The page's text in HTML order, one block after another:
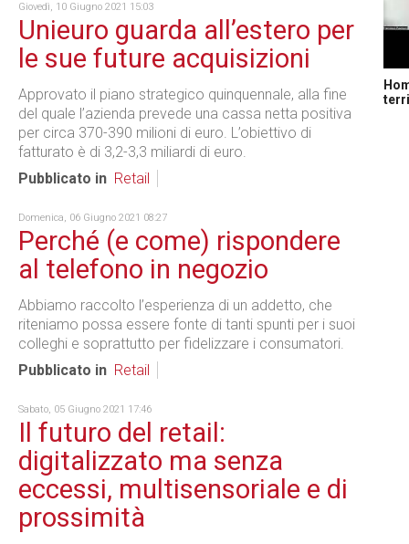
Giovedì, 10 Giugno 2021 15:03
Unieuro guarda all’estero per
le sue future acquisizioni
Approvato il piano strategico quinquennale, alla fine
del quale l’azienda prevede una cassa netta positiva
per circa 370-390 milioni di euro. L’obiettivo di
fatturato è di 3,2-3,3 miliardi di euro.
Pubblicato in Retail
Domenica, 06 Giugno 2021 08:27
Perché (e come) rispondere
al telefono in negozio
Abbiamo raccolto l’esperienza di un addetto, che
riteniamo possa essere fonte di tanti spunti per i suoi
colleghi e soprattutto per fidelizzare i consumatori.
Pubblicato in Retail
Sabato, 05 Giugno 2021 17:46
Il futuro del retail:
digitalizzato ma senza
eccessi, multisensoriale e di
prossimità